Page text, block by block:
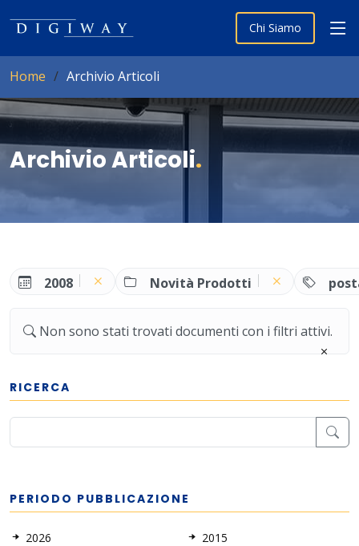
Chi Siamo
Home Archivio Articoli
Archivio Articoli.
2008 Novità Prodotti
Non sono stati trovati documenti con i filtri attivi.
RICERCA
PERIODO PUBBLICAZIONE
2026
2015